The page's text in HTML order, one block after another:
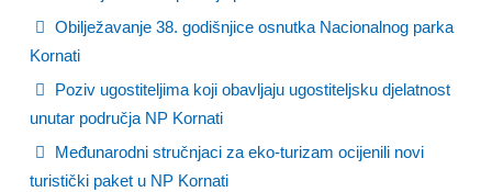
Obilježavanje 38. godišnjice osnutka Nacionalnog parka
Kornati
Poziv ugostiteljima koji obavljaju ugostiteljsku djelatnost
unutar područja NP Kornati
Međunarodni stručnjaci za eko-turizam ocijenili novi
turistički paket u NP Kornati